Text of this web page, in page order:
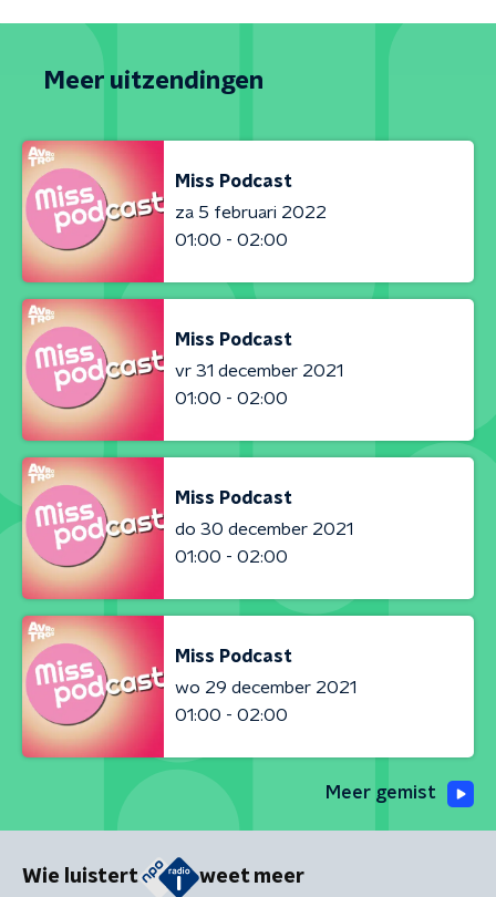
Meer uitzendingen
Miss Podcast
za 5 februari 2022
01:00 - 02:00
Miss Podcast
vr 31 december 2021
01:00 - 02:00
Miss Podcast
do 30 december 2021
01:00 - 02:00
Miss Podcast
wo 29 december 2021
01:00 - 02:00
Meer gemist
Wie luistert weet meer